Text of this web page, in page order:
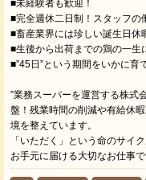
■未経験者も歓迎！
■完全週休二日制！スタッフの
■畜産業界には珍しい誕生日休
■生後から出荷までの鶏の一生
■”45日”という期間をいかに
”業務スーパーを運営する株式
盤！残業時間の削減や有給休
境を整えています。
「いただく」という命のサイ
お手元に届ける大切なお仕事で